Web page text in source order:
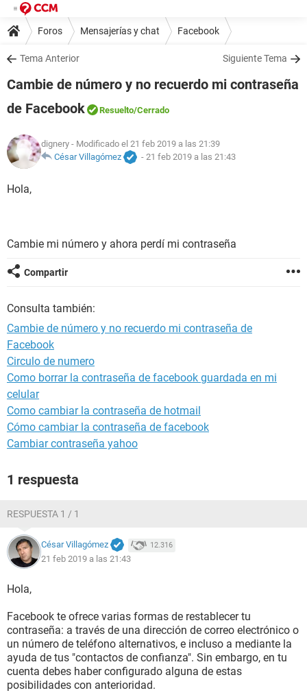
Foros Mensajerías y chat Facebook
Tema Anterior Siguiente Tema
Cambie de número y no recuerdo mi contraseña
de Facebook
Resuelto/Cerrado
dignery - Modificado el 21 feb 2019 a las 21:39
César Villagómez
- 21 feb 2019 a las 21:43
Hola,
Cambie mi número y ahora perdí mi contraseña
Compartir
Consulta también:
Cambie de número y no recuerdo mi contraseña de
Facebook
Circulo de numero
Como borrar la contraseña de facebook guardada en mi
celular
Como cambiar la contraseña de hotmail
Cómo cambiar la contraseña de facebook
Cambiar contraseña yahoo
1 respuesta
RESPUESTA 1 / 1
César Villagómez 12.316
21 feb 2019 a las 21:43
Hola,
Facebook te ofrece varias formas de restablecer tu
contraseña: a través de una dirección de correo electrónico o
un número de teléfono alternativos, e incluso a mediante la
ayuda de tus "contactos de confianza". Sin embargo, en tu
cuenta debes haber configurado alguna de estas
posibilidades con anterioridad.